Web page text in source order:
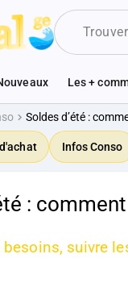
Les +
Soldes d’été :
Infos Conso
:
suivre